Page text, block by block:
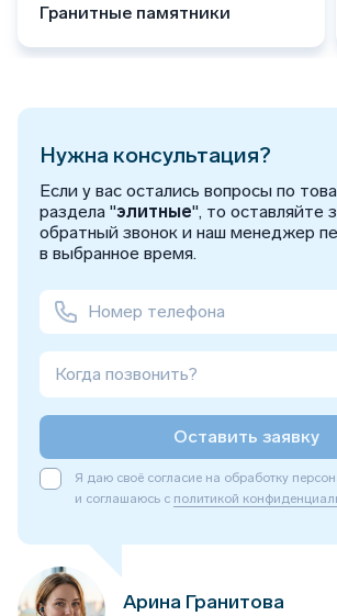
Гранитные памятники
Нужна консультация?
Если у вас остались вопросы по
раздела "элитные", то оставляйте
обратный звонок и наш менеджер
в выбранное время.
Когда позвонить?
Оставить заявку
Я даю своё согласие на обработку
и соглашаюсь с политикой
Арина Гранитова